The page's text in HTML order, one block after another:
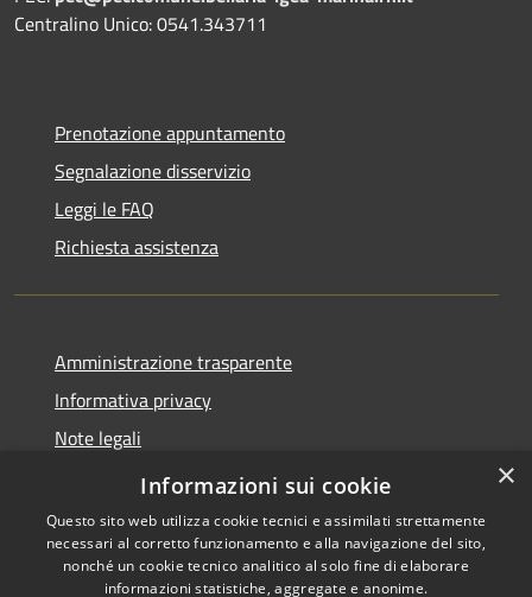
Centralino Unico: 0541.343711
Prenotazione appuntamento
Segnalazione disservizio
Leggi le FAQ
Richiesta assistenza
Amministrazione trasparente
Informativa privacy
Note legali
Dichiarazione di accessibilità
×
Informazioni sui cookie
Questo sito web utilizza cookie tecnici e assimilati strettamente
necessari al corretto funzionamento e alla navigazione del sito,
nonché un cookie tecnico analitico al solo fine di elaborare
informazioni statistiche, aggregate e anonime.